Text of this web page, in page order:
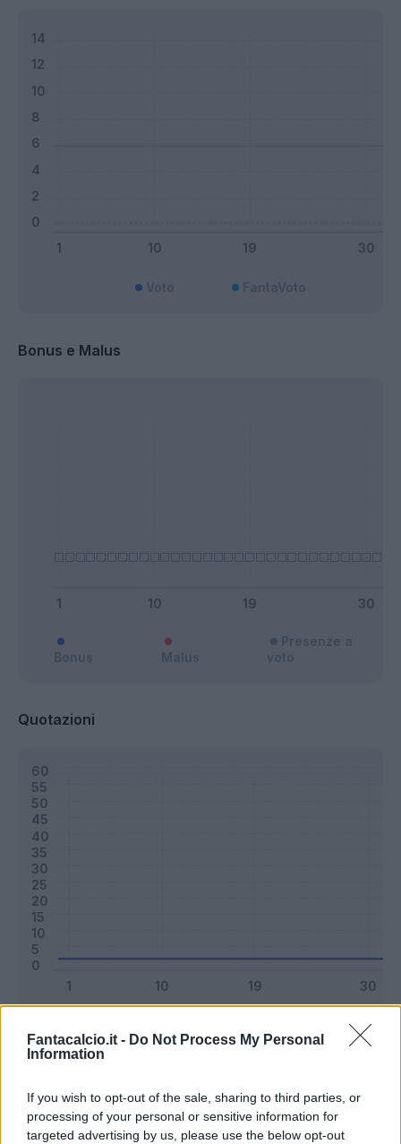
Fantacalcio.it - Do Not Process My Personal
Information
If you wish to opt-out of the sale, sharing to third parties, or
processing of your personal or sensitive information for
targeted advertising by us, please use the below opt-out
Bonus e Malus
Quotazioni
Riepilogo stagione
Titolare 0 - 0